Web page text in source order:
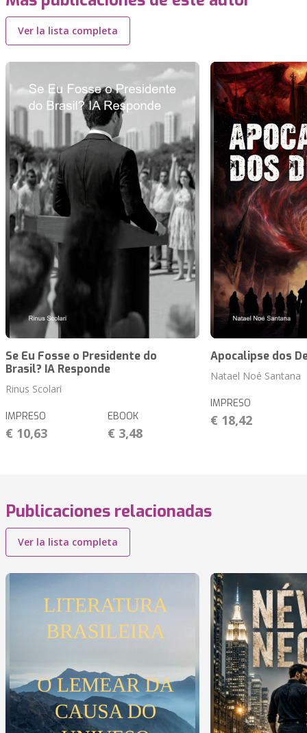
Ver la lista completa
Se Eu Fosse o Presidente do
Brasil? IA Responde
Rinus Scolari
IMPRESO
€ 10,63
EBOOK
€ 3,48
Apocalipse dos
Natael Noé Santana
IMPRESO
€ 18,42
Publicaciones relacionadas
Ver la lista completa